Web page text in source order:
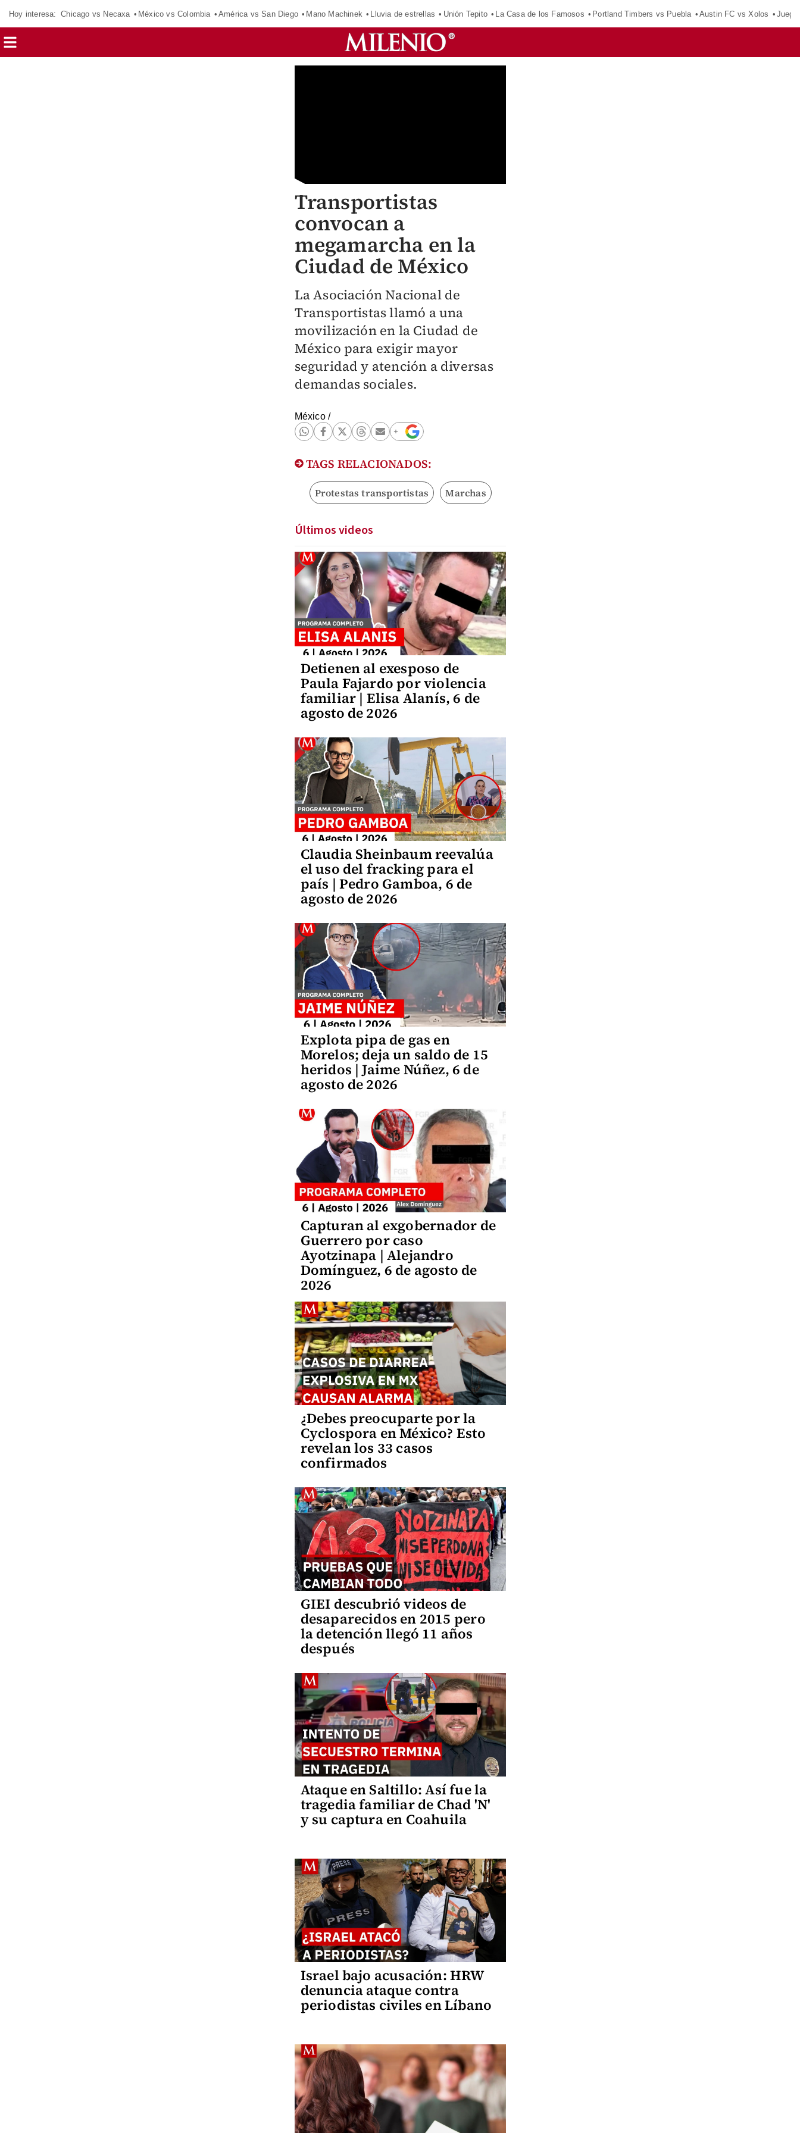
Hoy interesa: Chicago vs Necaxa México vs Colombia América vs San Diego Mano Machinek Lluvia de estrellas Unión Tepito La Casa de los Famosos Portland Timbers vs Puebla Austin FC vs Xolos
Transportistas
convocan a
megamarcha en la
Ciudad de México
La Asociación Nacional de
Transportistas llamó a una
movilización en la Ciudad de
México para exigir mayor
seguridad y atención a diversas
demandas sociales.
México/
TAGS RELACIONADOS:
Protestas transportistas Marchas
Últimos videos
Detienen al exesposo de
Paula Fajardo por violencia
familiar | Elisa Alanís, 6 de
agosto de 2026
Claudia Sheinbaum reevalúa
el uso del fracking para el
país | Pedro Gamboa, 6 de
agosto de 2026
Explota pipa de gas en
Morelos; deja un saldo de 15
heridos | Jaime Núñez, 6 de
agosto de 2026
Capturan al exgobernador de
Guerrero por caso
Ayotzinapa | Alejandro
Domínguez, 6 de agosto de
2026
¿Debes preocuparte por la
Cyclospora en México? Esto
revelan los 33 casos
confirmados
GIEI descubrió videos de
desaparecidos en 2015 pero
la detención llegó 11 años
después
Ataque en Saltillo: Así fue la
tragedia familiar de Chad 'N'
y su captura en Coahuila
Israel bajo acusación: HRW
denuncia ataque contra
periodistas civiles en Líbano